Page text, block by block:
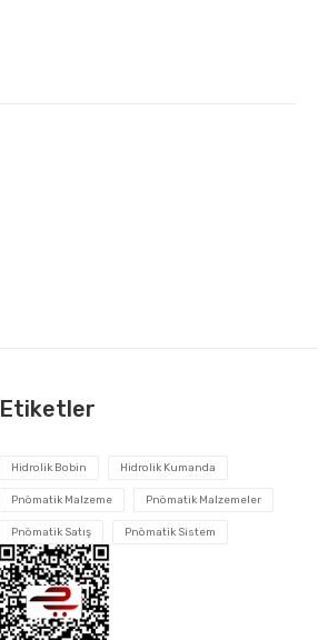
Etiketler
Hidrolik Bobin Hidrolik Kumanda
Pnömatik Malzeme Pnömatik Malzemeler
Pnömatik Satış Pnömatik Sistem